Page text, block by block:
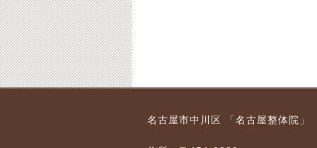
名古屋市中川区 「名古屋整体院」